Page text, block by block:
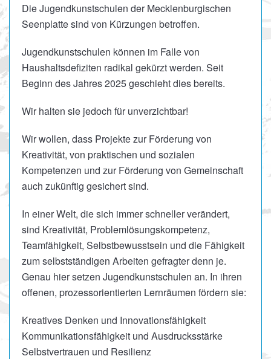
Die Jugendkunstschulen der Mecklenburgischen
Seenplatte sind von Kürzungen betroffen.
Jugendkunstschulen können im Falle von
Haushaltsdefiziten radikal gekürzt werden. Seit
Beginn des Jahres 2025 geschieht dies bereits.
Wir halten sie jedoch für unverzichtbar!
Wir wollen, dass Projekte zur Förderung von
Kreativität, von praktischen und sozialen
Kompetenzen und zur Förderung von Gemeinschaft
auch zukünftig gesichert sind.
In einer Welt, die sich immer schneller verändert,
sind Kreativität, Problemlösungskompetenz,
Teamfähigkeit, Selbstbewusstsein und die Fähigkeit
zum selbstständigen Arbeiten gefragter denn je.
Genau hier setzen Jugendkunstschulen an. In ihren
offenen, prozessorientierten Lernräumen fördern sie:
Kreatives Denken und Innovationsfähigkeit
Kommunikationsfähigkeit und Ausdrucksstärke
Selbstvertrauen und Resilienz